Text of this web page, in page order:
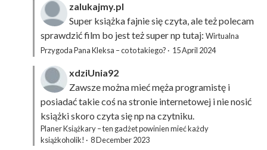
zalukajmy.pl
Super książka fajnie się czyta, ale też polecam
sprawdzić film bo jest też super np tutaj: Wirtualna
Przygoda Pana Kleksa – co to takiego? · 15 April 2024
xdziUnia92
Zawsze można mieć męża programistę i
posiadać takie coś na stronie internetowej i nie nosić
książki skoro czyta się np na czytniku.
Planer Książkary – ten gadżet powinien mieć każdy
książkoholik! · 8 December 2023